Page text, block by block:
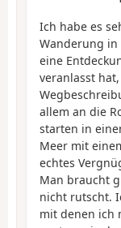
Ich habe es
Wanderung in
eine
veranlasst
allem an die
starten in
Meer mit
echtes
Man braucht
nicht rutscht.
mit denen ich